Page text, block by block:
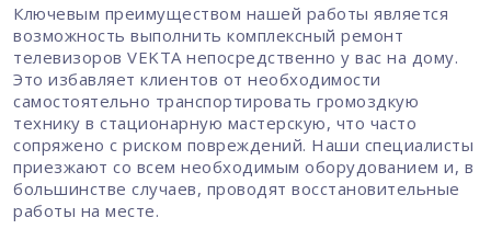
Ключевым преимуществом нашей работы является
возможность выполнить комплексный ремонт
телевизоров VEKTA непосредственно у вас на дому.
Это избавляет клиентов от необходимости
самостоятельно транспортировать громоздкую
технику в стационарную мастерскую, что часто
сопряжено с риском повреждений. Наши специалисты
приезжают со всем необходимым оборудованием и, в
большинстве случаев, проводят восстановительные
работы на месте.